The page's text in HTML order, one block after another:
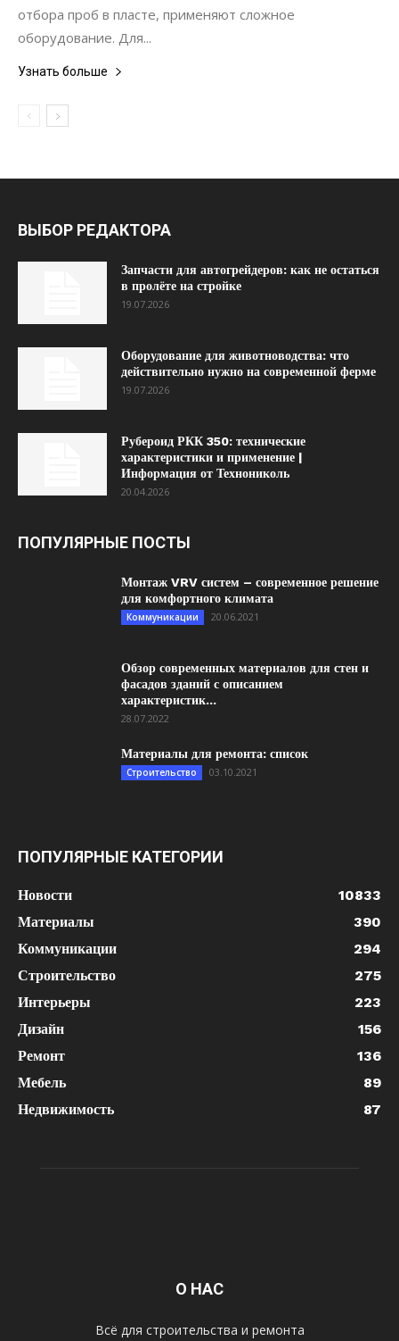
отбора проб в пласте, применяют сложное
оборудование. Для...
Узнать больше
ВЫБОР РЕДАКТОРА
Запчасти для автогрейдеров: как не остаться
в пролёте на стройке
19.07.2026
Оборудование для животноводства: что
действительно нужно на современной ферме
19.07.2026
Рубероид РКК 350: технические
характеристики и применение |
Информация от Технониколь
20.04.2026
ПОПУЛЯРНЫЕ ПОСТЫ
Монтаж VRV систем – современное решение
для комфортного климата
Коммуникации 20.06.2021
Обзор современных материалов для стен и
фасадов зданий с описанием
характеристик...
28.07.2022
Материалы для ремонта: список
Строительство 03.10.2021
ПОПУЛЯРНЫЕ КАТЕГОРИИ
Новости
10833
Материалы
390
Коммуникации
294
Строительство
275
Интерьеры
223
Дизайн
156
Ремонт
136
Мебель
89
Недвижимость
87
О НАС
Всё для строительства и ремонта